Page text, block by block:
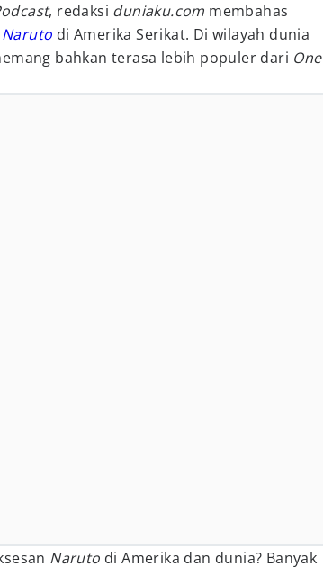
, redaksi duniaku.com membahas
Naruto di Amerika Serikat. Di wilayah dunia
bahkan terasa lebih populer dari One
Naruto di Amerika dan dunia? Banyak